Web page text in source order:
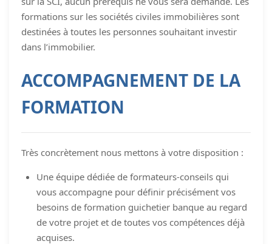
formations sur les sociétés civiles immobilières sont
destinées à toutes les personnes souhaitant investir
dans l’immobilier.
ACCOMPAGNEMENT DE LA
FORMATION
Très concrètement nous mettons à votre disposition :
Une équipe dédiée de formateurs-conseils qui
vous accompagne pour définir précisément vos
besoins de formation guichetier banque au regard
de votre projet et de toutes vos compétences déjà
acquises.